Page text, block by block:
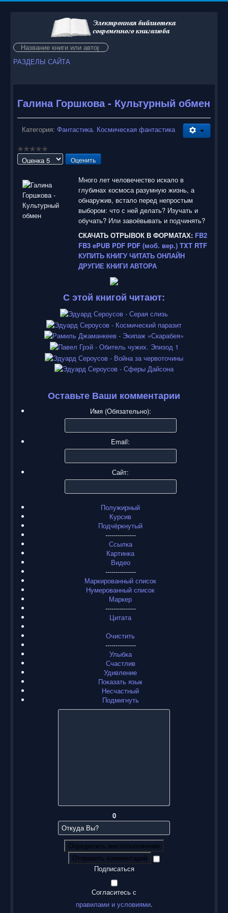
Искать...
РАЗДЕЛЫ САЙТА
Галина Горшкова - Культурный обмен
Категория: Фантастика. Космическая фантастика
Пожалуйста,
Много лет человечество искало в
глубинах космоса разумную жизнь, а
обнаружив, встало перед непростым
выбором: что с ней делать? Изучать и
обучать? Или завоёвывать и подчинять?
СКАЧАТЬ ОТРЫВОК В ФОРМАТАХ: FB2
FB3 ePUB PDF PDF (моб. вер.) TXT RTF
КУПИТЬ КНИГУ ЧИТАТЬ ОНЛАЙН
ДРУГИЕ КНИГИ АВТОРА
С этой книгой читают:
Оставьте Ваши комментарии
Имя (Обязательно):
Email:
Сайт:
Полужирный
Курсив
Подчёркнутый
---------------
Ссылка
Картинка
Видео
---------------
Маркированный список
Нумерованный список
Маркер
---------------
Цитата
Очистить
---------------
Улыбка
Счастлив
Удивление
Показать язык
Несчастный
Подмигнуть
0
Определить местоположение
Отправить комментарий
Подписаться
Согласитесь с
правилами и условиями.